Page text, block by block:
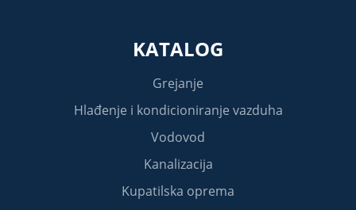
KATALOG
Grejanje
Hlađenje i kondicioniranje vazduha
Vodovod
Kanalizacija
Kupatilska oprema